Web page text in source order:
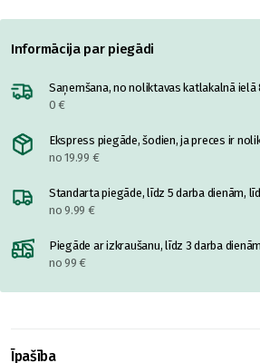
Informācija par piegādi
Saņemšana, no noliktavas katlakalnā ielā
0 €
Ekspress piegāde, šodien, ja preces ir
no 19.99 €
Standarta piegāde, līdz 5 darba dienām,
no 9.99 €
Piegāde ar izkraušanu, līdz 3 darba
no 99 €
Īpašība